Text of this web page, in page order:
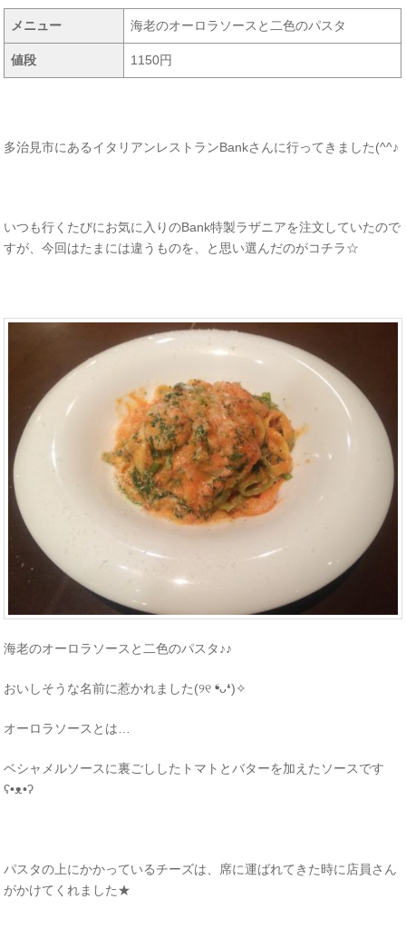
メニュー 海老のオーロラソースと二色のパスタ
値段 1150円
多治見市にあるイタリアンレストランBankさんに行ってきました(^^♪
いつも行くたびにお気に入りのBank特製ラザニアを注文していたので
すが、今回はたまには違うものを、と思い選んだのがコチラ☆
海老のオーロラソースと二色のパスタ♪♪
おいしそうな名前に惹かれました(୨୧ ❛ᴗ❛)✧
オーロラソースとは…
ベシャメルソースに裏ごししたトマトとバターを加えたソースです
ʕ•ᴥ•ʔ
パスタの上にかかっているチーズは、席に運ばれてきた時に店員さん
がかけてくれました★